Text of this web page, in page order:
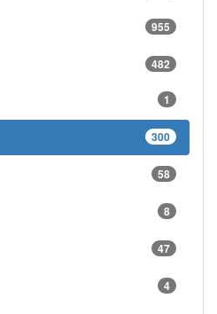
955
482
1
300
58
8
47
4